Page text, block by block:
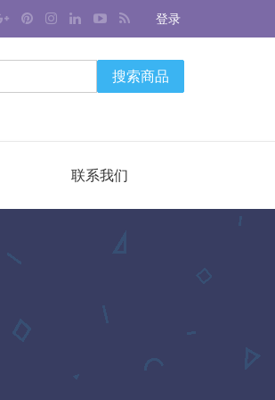
登录
搜索商品
联系我们